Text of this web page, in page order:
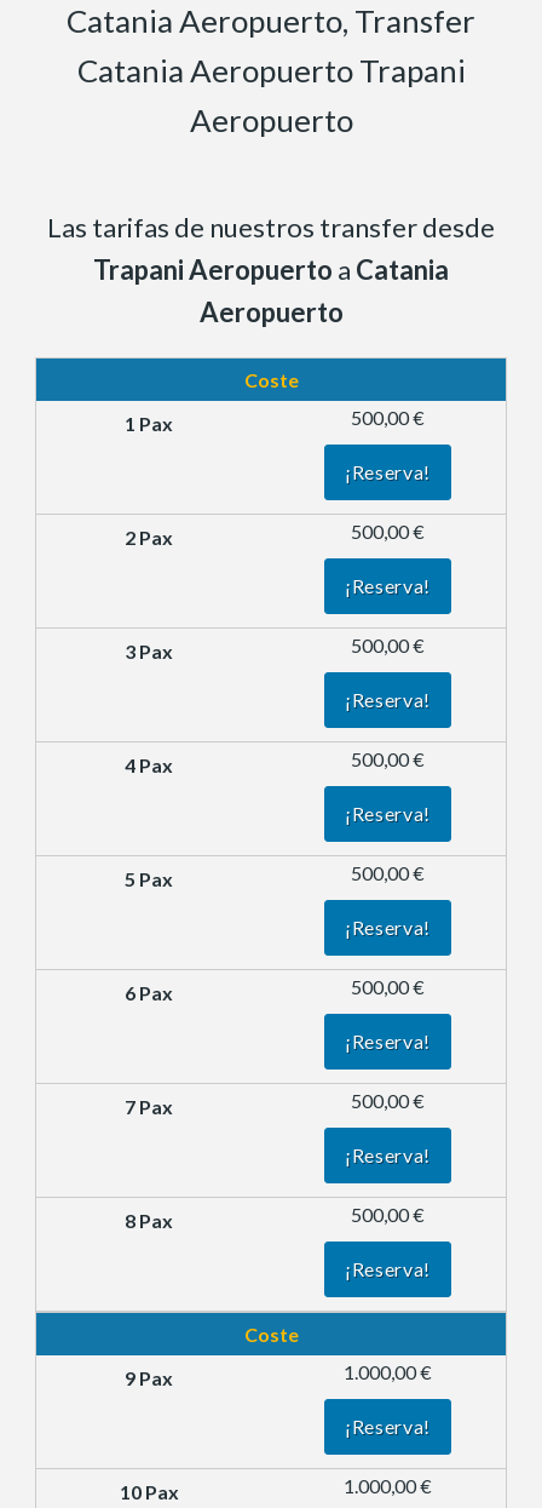
Catania Aeropuerto, Transfer
Catania Aeropuerto Trapani
Aeropuerto
Las tarifas de nuestros transfer desde
Trapani Aeropuerto a Catania
Aeropuerto
Coste
500,00 €
¡Reserva!
500,00 €
¡Reserva!
500,00 €
¡Reserva!
500,00 €
¡Reserva!
500,00 €
¡Reserva!
500,00 €
¡Reserva!
500,00 €
¡Reserva!
500,00 €
¡Reserva!
Coste
1.000,00 €
¡Reserva!
1.000,00 €